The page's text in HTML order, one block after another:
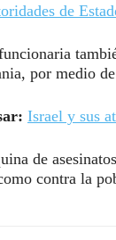
de
por medio
Israel y sus
de
contra la